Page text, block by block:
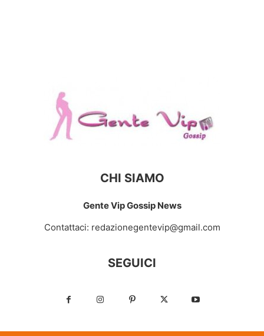
CHI SIAMO
Gente Vip Gossip News
Contattaci: redazionegentevip@gmail.com
SEGUICI